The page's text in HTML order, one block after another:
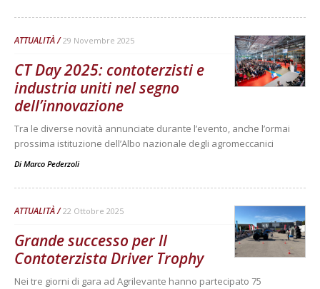
ATTUALITÀ 29 Novembre 2025
CT Day 2025: contoterzisti e
industria uniti nel segno
dell’innovazione
Tra le diverse novità annunciate durante l’evento, anche l’ormai
prossima istituzione dell’Albo nazionale degli agromeccanici
Di Marco Pederzoli
ATTUALITÀ 22 Ottobre 2025
Grande successo per Il
Contoterzista Driver Trophy
Nei tre giorni di gara ad Agrilevante hanno partecipato 75